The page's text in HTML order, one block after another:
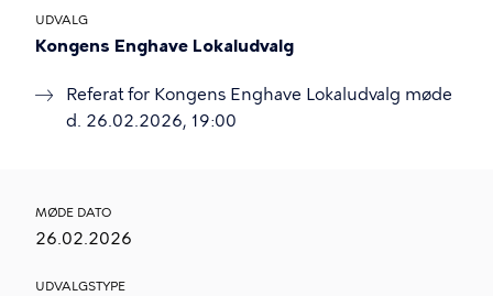
UDVALG
Kongens Enghave Lokaludvalg
Referat for Kongens Enghave Lokaludvalg møde
d. 26.02.2026, 19:00
MØDE DATO
26.02.2026
UDVALGSTYPE